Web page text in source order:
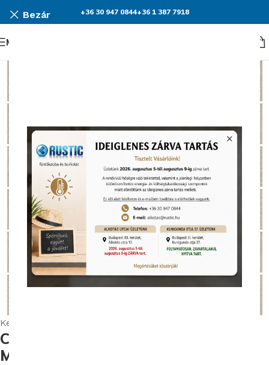
Bezár +36 30 947 0844+36 1 387 7918
Menü
Kezdőlap
Cersanit Ares Beige 29,7X29,7 cm
Mozaik (MD587-008)